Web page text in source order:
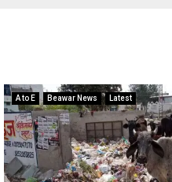
A to E Beawar News Latest